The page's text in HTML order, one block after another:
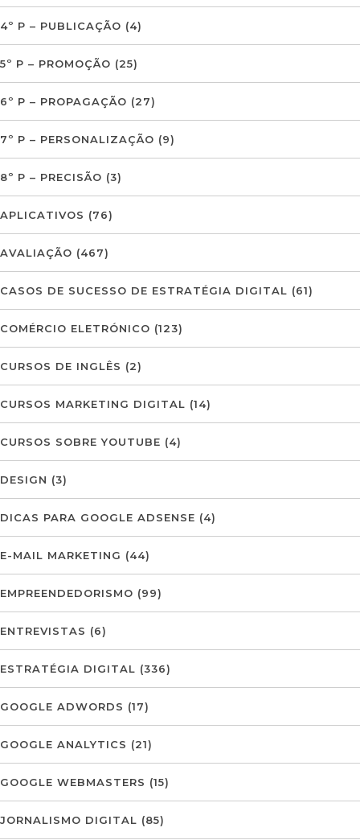
4º P – PUBLICAÇÃO (4)
5º P – PROMOÇÃO (25)
6º P – PROPAGAÇÃO (27)
7º P – PERSONALIZAÇÃO (9)
8º P – PRECISÃO (3)
APLICATIVOS (76)
AVALIAÇÃO (467)
CASOS DE SUCESSO DE ESTRATÉGIA DIGITAL (61)
COMÉRCIO ELETRÓNICO (123)
CURSOS DE INGLÊS (2)
CURSOS MARKETING DIGITAL (14)
CURSOS SOBRE YOUTUBE (4)
DESIGN (3)
DICAS PARA GOOGLE ADSENSE (4)
E-MAIL MARKETING (44)
EMPREENDEDORISMO (99)
ENTREVISTAS (6)
ESTRATÉGIA DIGITAL (336)
GOOGLE ADWORDS (17)
GOOGLE ANALYTICS (21)
GOOGLE WEBMASTERS (15)
JORNALISMO DIGITAL (85)